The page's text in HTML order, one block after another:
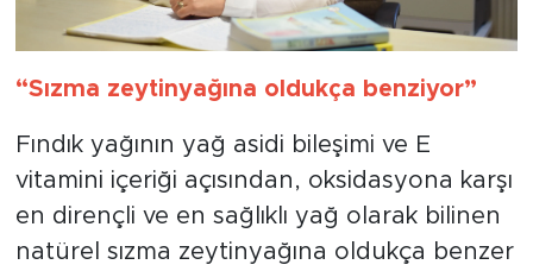
“Sızma zeytinyağına oldukça benziyor”
Fındık yağının yağ asidi bileşimi ve E
vitamini içeriği açısından, oksidasyona karşı
en dirençli ve en sağlıklı yağ olarak bilinen
natürel sızma zeytinyağına oldukça benzer